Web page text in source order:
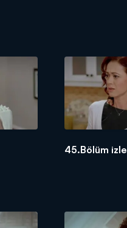
45.Bölüm izle